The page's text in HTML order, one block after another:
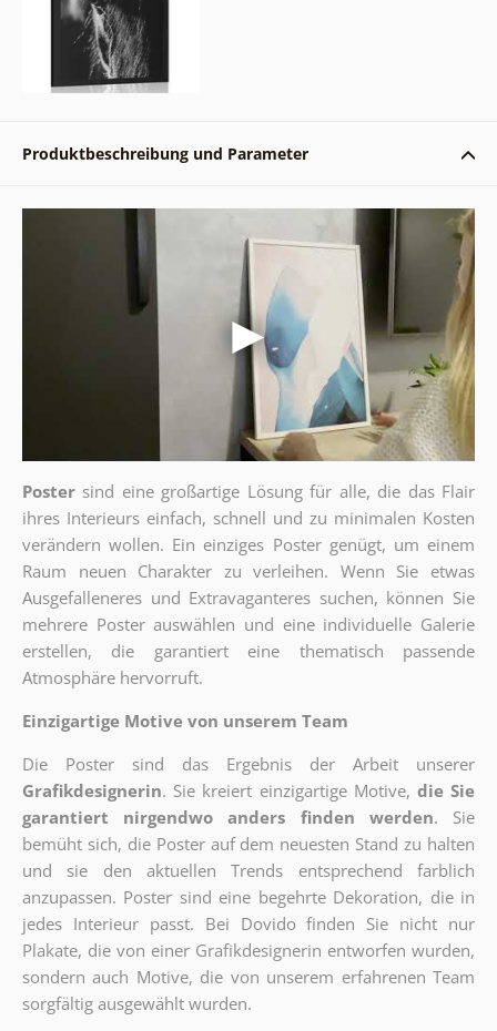
Produktbeschreibung und Parameter
Poster sind eine großartige Lösung für alle, die das Flair
ihres Interieurs einfach, schnell und zu minimalen Kosten
verändern wollen. Ein einziges Poster genügt, um einem
Raum neuen Charakter zu verleihen. Wenn Sie etwas
Ausgefalleneres und Extravaganteres suchen, können Sie
mehrere Poster auswählen und eine individuelle Galerie
erstellen, die garantiert eine thematisch passende
Atmosphäre hervorruft.
Einzigartige Motive von unserem Team
Die Poster sind das Ergebnis der Arbeit unserer
Grafikdesignerin. Sie kreiert einzigartige Motive, die Sie
garantiert nirgendwo anders finden werden. Sie
bemüht sich, die Poster auf dem neuesten Stand zu halten
und sie den aktuellen Trends entsprechend farblich
anzupassen. Poster sind eine begehrte Dekoration, die in
jedes Interieur passt. Bei Dovido finden Sie nicht nur
Plakate, die von einer Grafikdesignerin entworfen wurden,
sondern auch Motive, die von unserem erfahrenen Team
sorgfältig ausgewählt wurden.